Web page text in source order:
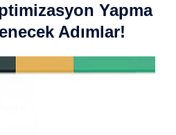
Yapma
Adımlar!